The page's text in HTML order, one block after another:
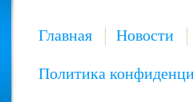
Главная Новости
Политика